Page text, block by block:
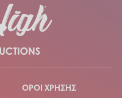
ΟΡΟΙ ΧΡΗΣΗΣ